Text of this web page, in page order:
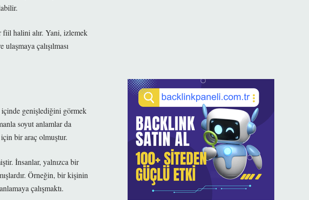
fiil halini alır. Yani, izlemek
çalışılması
içinde genişlediğini görmek
soyut anlamlar da
bir araç olmuştur.
İnsanlar, yalnızca bir
Örneğin, bir kişinin
çalışmaktı.